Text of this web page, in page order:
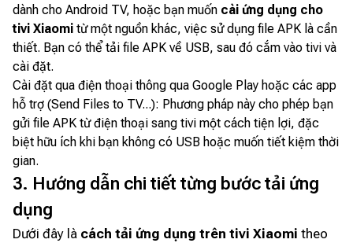
dành cho Android TV, hoặc bạn muốn cài ứng dụng cho
tivi Xiaomi từ một nguồn khác, việc sử dụng file APK là cần
thiết. Bạn có thể tải file APK về USB, sau đó cắm vào tivi và
cài đặt.
Cài đặt qua điện thoại thông qua Google Play hoặc các app
hỗ trợ (Send Files to TV...): Phương pháp này cho phép bạn
gửi file APK từ điện thoại sang tivi một cách tiện lợi, đặc
biệt hữu ích khi bạn không có USB hoặc muốn tiết kiệm thời
gian.
3. Hướng dẫn chi tiết từng bước tải ứng
dụng
Dưới đây là cách tải ứng dụng trên tivi Xiaomi theo